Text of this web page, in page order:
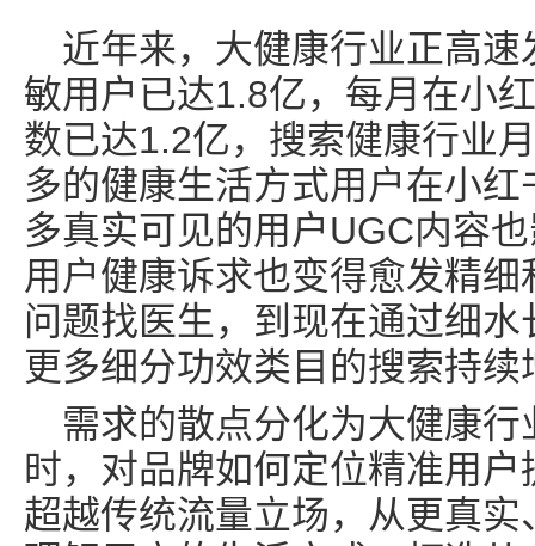
近年来，大健康行业正高
敏用户已达1.8亿，每月在小
数已达1.2亿，搜索健康行业
多的健康生活方式用户在小红
多真实可见的用户UGC内容
用户健康诉求也变得愈发精
问题找医生，到现在通过细
更多细分功效类目的搜索持续
需求的散点分化为大健康
时，对品牌如何定位精准用
超越传统流量立场，从更真